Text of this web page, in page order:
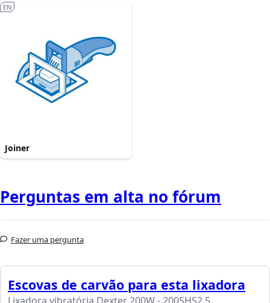
Joiner
EN
Perguntas em alta no fórum
Fazer uma pergunta
Escovas de carvão para esta lixadora